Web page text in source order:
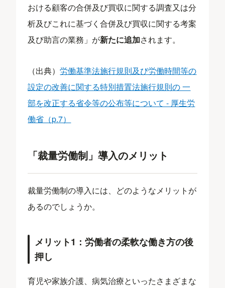
おける顧客の合併及び買収に関する調査又は分
析及びこれに基づく合併及び買収に関する考案
及び助言の業務」が新たに追加されます。
（出典）労働基準法施行規則及び労働時間等の
設定の改善に関する特別措置法施行規則の 一
部を改正する省令等の公布等について - 厚生労
働省（p.7）
「裁量労働制」導入のメリット
裁量労働制の導入には、どのようなメリットが
あるのでしょうか。
メリット1：労働者の柔軟な働き方の後
押し
育児や家族介護、病気治療といったさまざまな